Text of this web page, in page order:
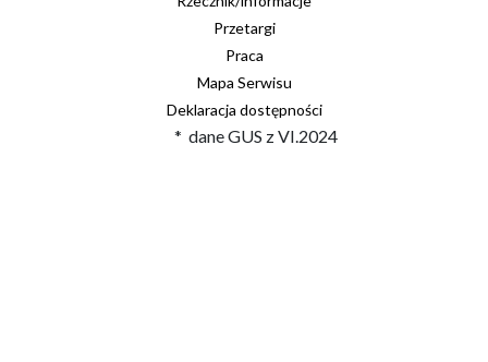
Przetargi
Praca
Mapa Serwisu
Deklaracja dostępności
* dane GUS z VI.2024